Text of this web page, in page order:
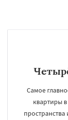
Самое
квартиры